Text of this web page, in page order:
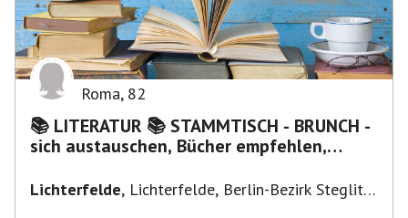
Roma, 82
📚 LITERATUR 📚 STAMMTISCH - BRUNCH -
sich austauschen, Bücher empfehlen,
Lichterfelde, Lichterfelde, Berlin-Bezirk Steglitz-